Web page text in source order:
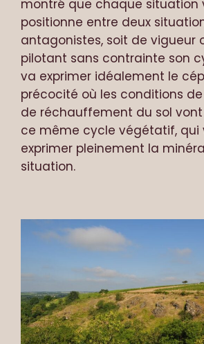
montré que chaque situation
positionne entre deux
antagonistes, soit de vigueur
pilotant sans contrainte son
va exprimer idéalement le
précocité où les conditions
de réchauffement du sol
ce même cycle végétatif, qui
exprimer pleinement la
situation.